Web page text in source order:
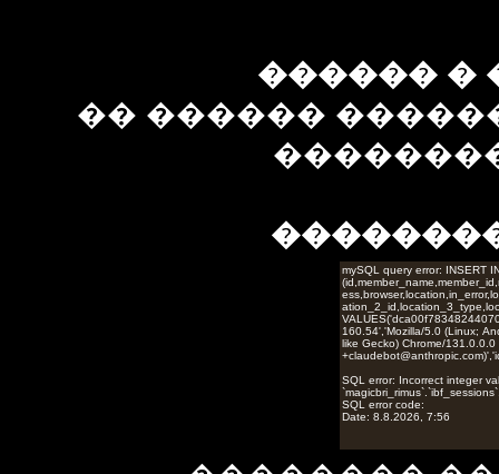
������ �
�� ������